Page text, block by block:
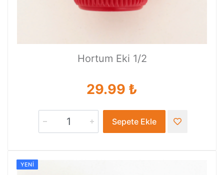
Hortum Eki 1/2
29.99 ₺
Sepete Ekle
YENI